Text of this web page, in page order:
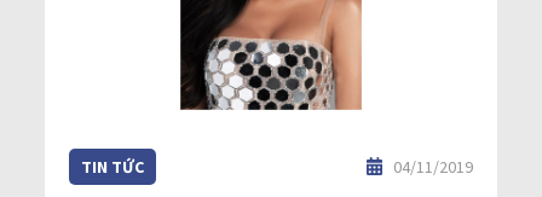
TIN TỨC 04/11/2019